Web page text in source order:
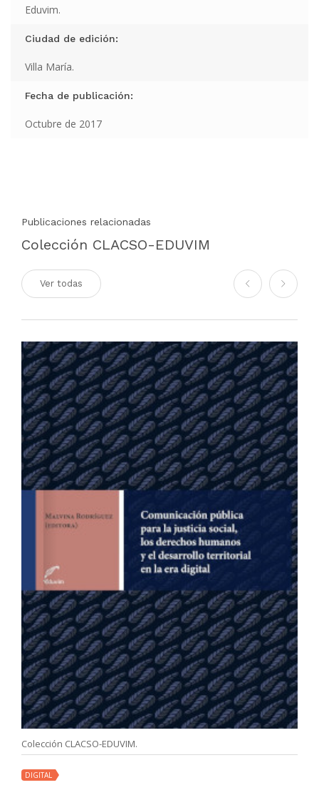
Eduvim.
Ciudad de edición:
Villa María.
Fecha de publicación:
Octubre de 2017
Publicaciones relacionadas
Colección CLACSO-EDUVIM
Ver todas
Colección CLACSO-EDUVIM.
DIGITAL